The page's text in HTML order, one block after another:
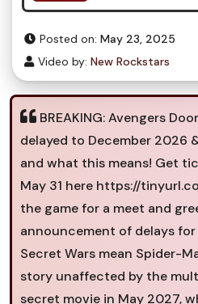
Posted on: May 23, 2025
Video by: New Rockstars
BREAKING: Avengers
delayed to December 2026
and what this means! Get
May 31 here https://
the game for a meet and
announcement of delays
Secret Wars mean Spider-
story unaffected by the
secret movie in May 2027,